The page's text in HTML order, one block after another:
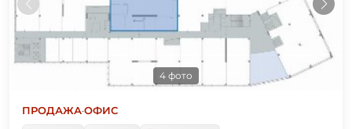
4 фото
ПРОДАЖА·ОФИС